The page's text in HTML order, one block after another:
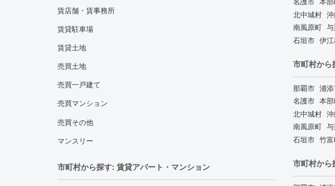
賃店舗・賃事務所
賃貸駐車場
賃貸土地
売買土地
売買一戸建て
売買マンション
売買その他
マンスリー
市町村から探す: 賃貸アパート・マンション
北中城村
南風原町
石垣市 伊
市町村から
那覇市 浦
名護市 本
北中城村
南風原町
石垣市 竹
市町村から